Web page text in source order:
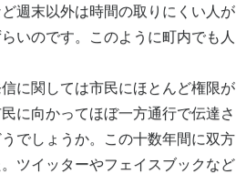
週末以外は時間の取りにくい人が
いのです。このように町内でも人
に関しては市民にほとんど権限が
に向かってほぼ一方通行で伝達さ
でしょうか。この十数年間に双方
ツイッターやフェイスブックなど